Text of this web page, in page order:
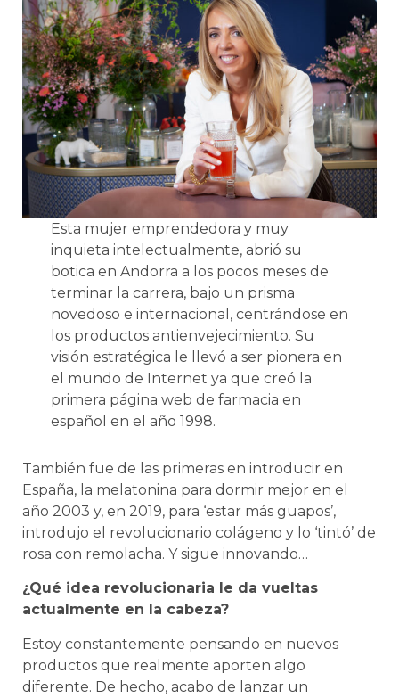
Esta mujer emprendedora y muy
inquieta intelectualmente, abrió su
botica en Andorra a los pocos meses de
terminar la carrera, bajo un prisma
novedoso e internacional, centrándose en
los productos antienvejecimiento. Su
visión estratégica le llevó a ser pionera en
el mundo de Internet ya que creó la
primera página web de farmacia en
español en el año 1998.
También fue de las primeras en introducir en
España, la melatonina para dormir mejor en el
año 2003 y, en 2019, para ‘estar más guapos’,
introdujo el revolucionario colágeno y lo ‘tintó’ de
rosa con remolacha. Y sigue innovando…
¿Qué idea revolucionaria le da vueltas
actualmente en la cabeza?
Estoy constantemente pensando en nuevos
productos que realmente aporten algo
diferente. De hecho, acabo de lanzar un